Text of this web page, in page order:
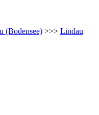
(Bodensee) >>> Lindau